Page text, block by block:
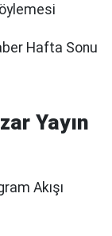
Hafta Sonu
Yayın
Akışı